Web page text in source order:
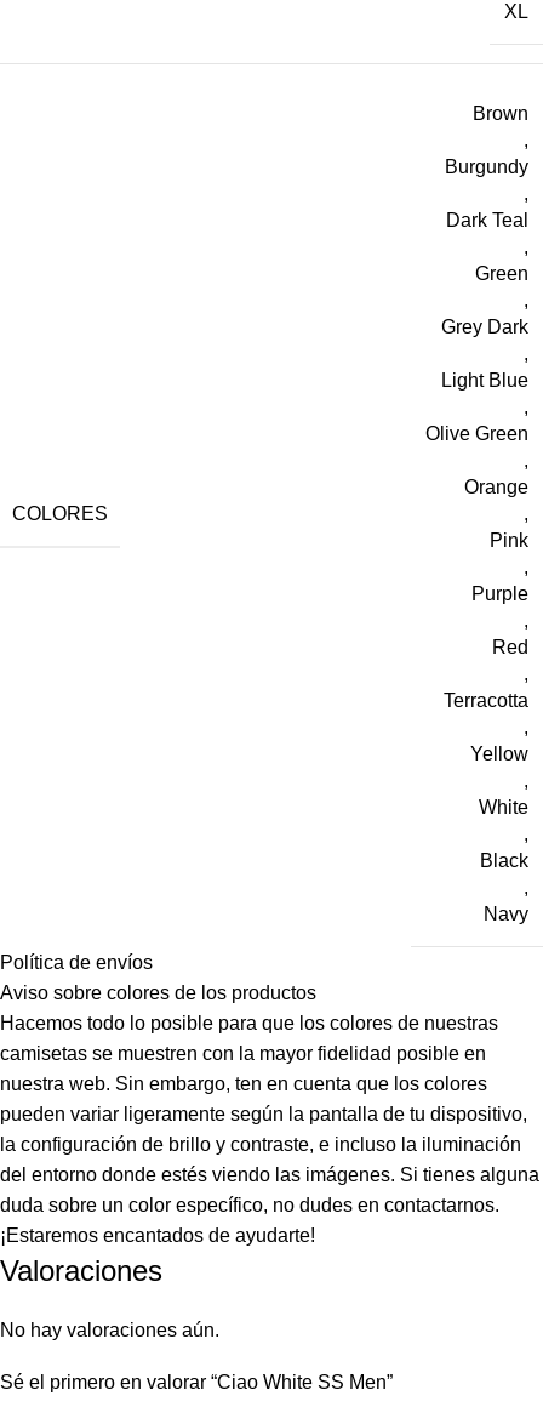
XL
COLORES
Brown
,
Burgundy
,
Dark Teal
,
Green
,
Grey Dark
,
Light Blue
,
Olive Green
,
Orange
,
Pink
,
Purple
,
Red
,
Terracotta
,
Yellow
,
White
,
Black
,
Navy
Política de envíos
Aviso sobre colores de los productos
Hacemos todo lo posible para que los colores de nuestras
camisetas se muestren con la mayor fidelidad posible en
nuestra web. Sin embargo, ten en cuenta que los colores
pueden variar ligeramente según la pantalla de tu dispositivo,
la configuración de brillo y contraste, e incluso la iluminación
del entorno donde estés viendo las imágenes. Si tienes alguna
duda sobre un color específico, no dudes en contactarnos.
¡Estaremos encantados de ayudarte!
Valoraciones
No hay valoraciones aún.
Sé el primero en valorar “Ciao White SS Men”